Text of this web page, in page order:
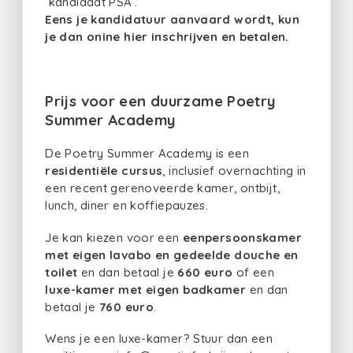
Eens je kandidatuur aanvaard wordt, kun
je dan onine hier inschrijven en betalen.
Prijs voor een duurzame Poetry
Summer Academy
De Poetry Summer Academy is een
residentiële cursus , inclusief overnachting in
een recent gerenoveerde kamer, ontbijt,
lunch, diner en koffiepauzes.
Je kan kiezen voor een eenpersoonskamer
met eigen lavabo en gedeelde douche en
toilet en dan betaal je 660 euro of een
luxe-kamer met eigen badkamer en dan
betaal je 760 euro
Wens je een luxe-kamer? Stuur dan een